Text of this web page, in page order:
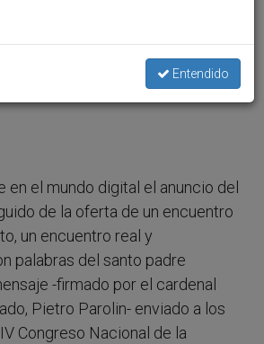
Sociales de Brasil
PAPAS
i a
en el mundo digital el anuncio del
de la oferta de un encuentro
un encuentro real y
palabras del santo padre
-firmado por el cardenal
Pietro Parolin- enviado a los
Congreso Nacional de la
Entendido